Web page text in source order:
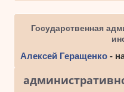
Государственная
Алексей Геращенко-